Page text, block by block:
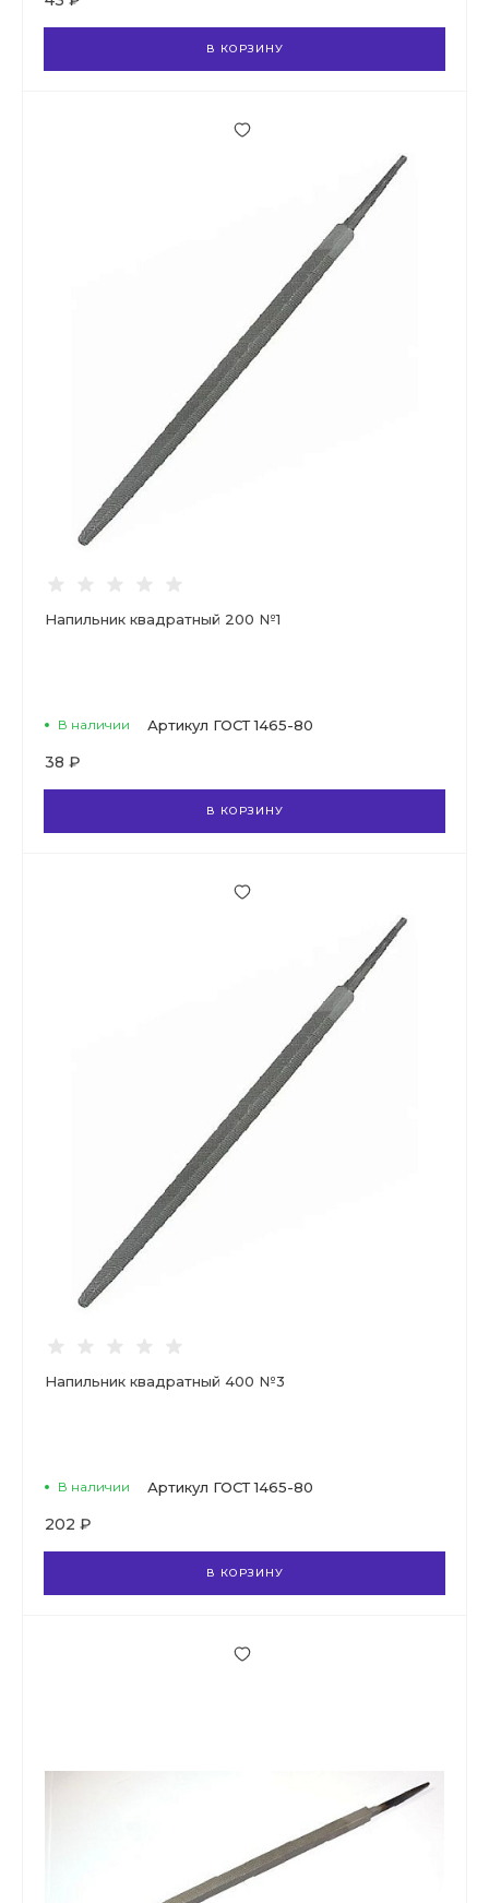
В КОРЗИНУ
Напильник квадратный 200 №1
В наличии Артикул ГОСТ 1465-80
38 ₽
В КОРЗИНУ
Напильник квадратный 400 №3
В наличии Артикул ГОСТ 1465-80
202 ₽
В КОРЗИНУ